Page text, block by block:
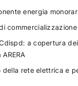
energia
a copertura
della rete elettrica e